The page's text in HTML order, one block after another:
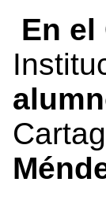
En el